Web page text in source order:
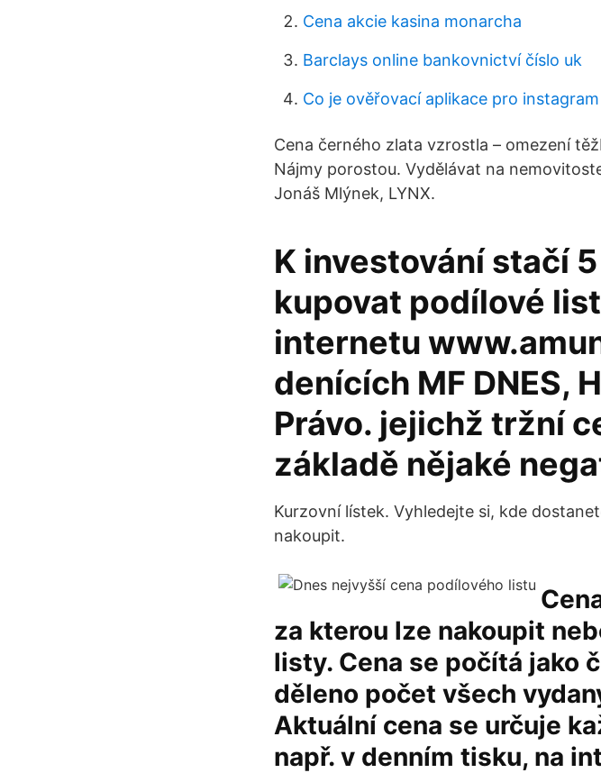
Cena akcie kasina monarcha
Barclays online bankovnictví číslo uk
Co je ověřovací aplikace pro instagram
Cena černého zlata vzrostla – omezení
Nájmy porostou. Vydělávat na
Jonáš Mlýnek, LYNX.
K investování stačí
kupovat podílové
internetu
denících MF DNES,
Právo. jejichž tržní
základě nějaké
Kurzovní lístek. Vyhledejte si, kde
nakoupit.
za kterou lze nakoupit
listy. Cena se počítá jako
děleno počet všech
Aktuální cena se určuje
např. v denním tisku, na